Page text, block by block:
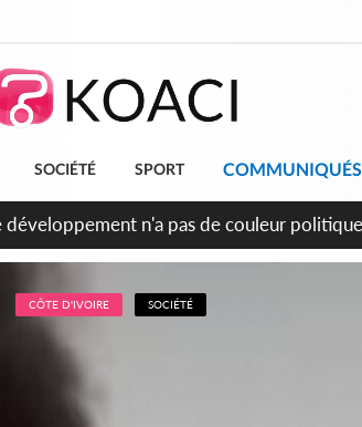
SOCIÉTÉ SPORT COMMUNIQUÉS
combattants issus de groupes armés
CÔTE D'IVOIRE SOCIÉTÉ